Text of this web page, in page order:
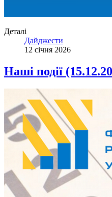
Деталі
Дайджести
12 січня 2026
Наші події